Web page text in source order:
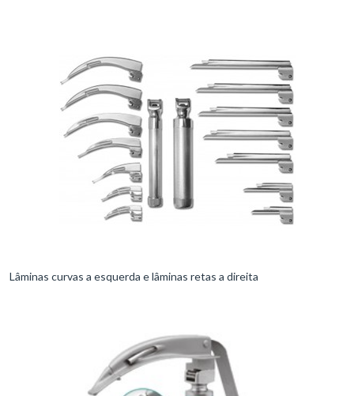
Lâminas curvas a esquerda e lâminas retas a direita